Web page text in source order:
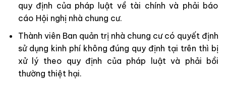
quy định của pháp luật về tài chính và phải báo
cáo Hội nghị nhà chung cư.
Thành viên Ban quản trị nhà chung cư có quyết định
sử dụng kinh phí không đúng quy định tại trên thì bị
xử lý theo quy định của pháp luật và phải bồi
thường thiệt hại.